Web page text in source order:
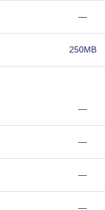
—
250MB
—
—
—
—